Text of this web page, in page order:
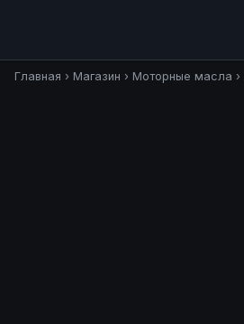
Главная › Магазин › Моторные масла ›